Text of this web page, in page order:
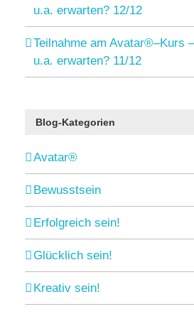
u.a. erwarten? 12/12
Teilnahme am Avatar®–Kurs
u.a. erwarten? 11/12
Blog-Kategorien
Avatar®
Bewusstsein
Erfolgreich sein!
Glücklich sein!
Kreativ sein!